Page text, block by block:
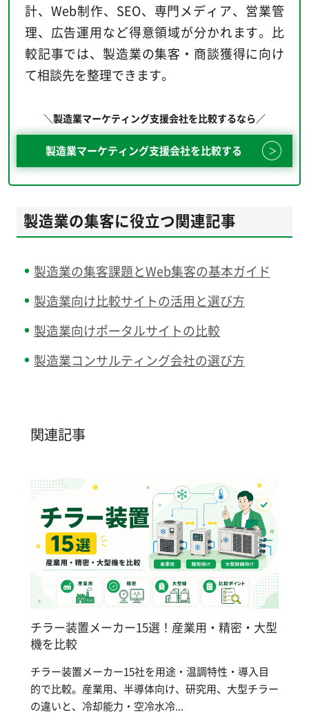
計、Web制作、SEO、専門メディア、営業管
理、広告運用など得意領域が分かれます。比
較記事では、製造業の集客・商談獲得に向け
て相談先を整理できます。
＼製造業マーケティング支援会社を比較するなら／
製造業マーケティング支援会社を比較する
製造業の集客に役立つ関連記事
製造業の集客課題とWeb集客の基本ガイド
製造業向け比較サイトの活用と選び方
製造業向けポータルサイトの比較
製造業コンサルティング会社の選び方
関連記事
チラー装置メーカー15選！産業用・精密・大型
機を比較
チラー装置メーカー15社を用途・温調特性・導入目
的で比較。産業用、半導体向け、研究用、大型チラー
の違いと、冷却能力・空冷水冷...